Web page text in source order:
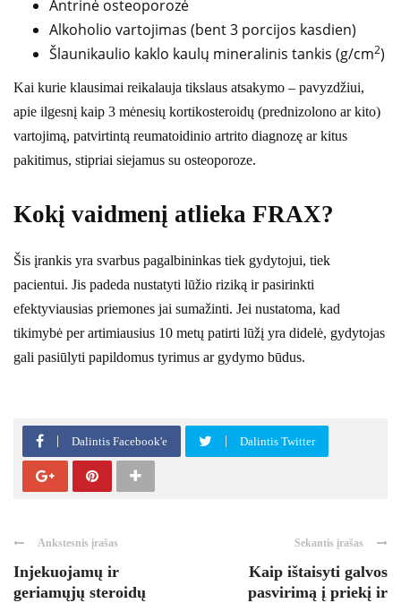
Antrinė osteoporozė
Alkoholio vartojimas (bent 3 porcijos kasdien)
Šlaunikaulio kaklo kaulų mineralinis tankis (g/cm2)
Kai kurie klausimai reikalauja tikslaus atsakymo – pavyzdžiui,
apie ilgesnį kaip 3 mėnesių kortikosteroidų (prednizolono ar kito)
vartojimą, patvirtintą reumatoidinio artrito diagnozę ar kitus
pakitimus, stipriai siejamus su osteoporoze.
Kokį vaidmenį atlieka FRAX?
Šis įrankis yra svarbus pagalbininkas tiek gydytojui, tiek
pacientui. Jis padeda nustatyti lūžio riziką ir pasirinkti
efektyviausias priemones jai sumažinti. Jei nustatoma, kad
tikimybė per artimiausius 10 metų patirti lūžį yra didelė, gydytojas
gali pasiūlyti papildomus tyrimus ar gydymo būdus.
Dalintis Facebook'e Dalintis Twitter
Ankstesnis įrašas
Injekuojamų ir
geriamųjų steroidų
Sekantis įrašas
Kaip ištaisyti galvos
pasvirimą į priekį ir